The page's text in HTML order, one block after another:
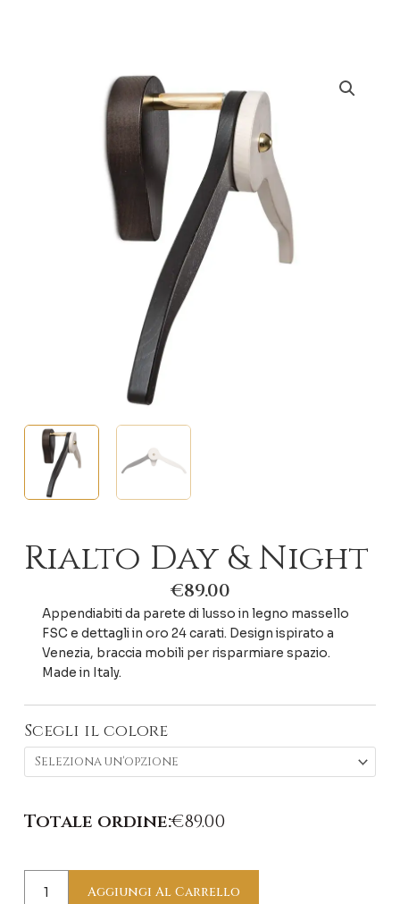
Rialto Day & Night
€89.00
Appendiabiti da parete di lusso in legno massello
FSC e dettagli in oro 24 carati. Design ispirato a
Venezia, braccia mobili per risparmiare spazio.
Made in Italy.
Scegli il colore
Totale ordine:€89.00
Rialto
Day
Aggiungi Al Carrello